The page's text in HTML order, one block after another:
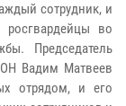
сотрудник, и
росгвардейцы во
Председатель
Вадим Матвеев
отрядом, и его